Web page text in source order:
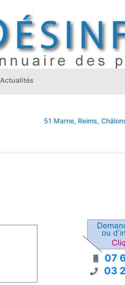
Actualités
51 Marne, Reims, Châlons-
07
03